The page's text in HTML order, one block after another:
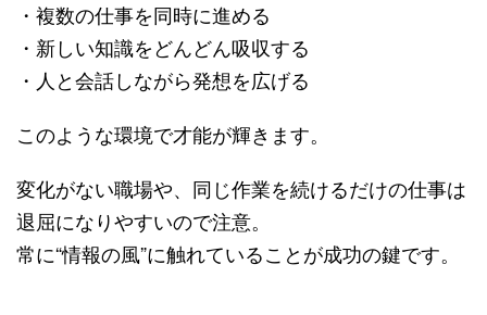
・複数の仕事を同時に進める
・新しい知識をどんどん吸収する
・人と会話しながら発想を広げる
このような環境で才能が輝きます。
変化がない職場や、同じ作業を続けるだけの仕事は
退屈になりやすいので注意。
常に“情報の風”に触れていることが成功の鍵です。